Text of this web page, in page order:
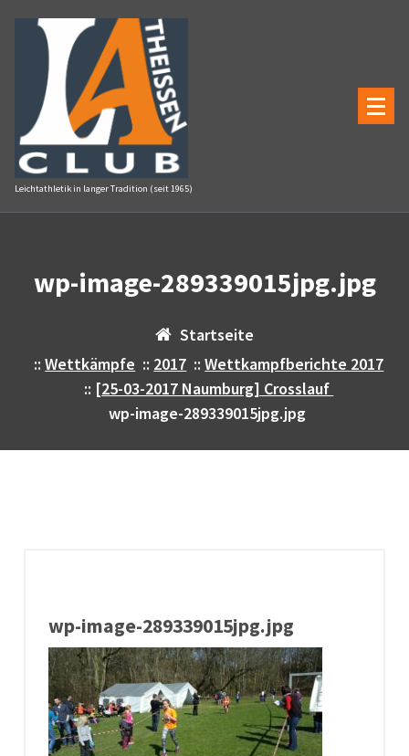
Inhalt
springen
Leichtathletik in langer Tradition (seit 1965)
wp-image-289339015jpg.jpg
Startseite
::Wettkämpfe :: 2017 ::Wettkampfberichte 2017
:: [25-03-2017 Naumburg] Crosslauf
wp-image-289339015jpg.jpg
wp-image-289339015jpg.jpg